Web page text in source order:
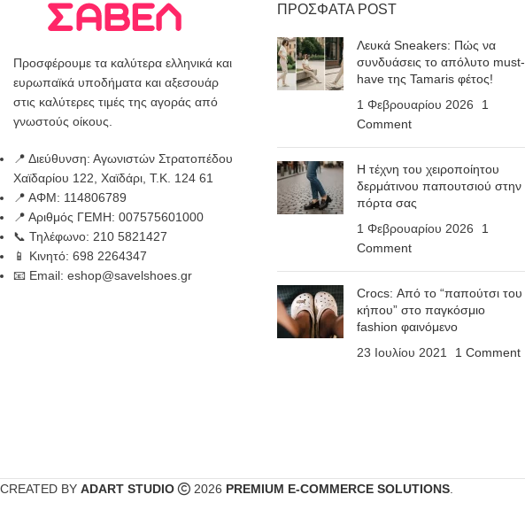
Προσφέρουμε τα καλύτερα ελληνικά και
ευρωπαϊκά υποδήματα και αξεσουάρ
στις καλύτερες τιμές της αγοράς από
γνωστούς οίκους.
📍 Διεύθυνση: Αγωνιστών Στρατοπέδου
Χαϊδαρίου 122, Χαϊδάρι, Τ.Κ. 124 61
📍 ΑΦΜ: 114806789
📍 Αριθμός ΓΕΜΗ: 007575601000
📞 Τηλέφωνο: 210 5821427
📱 Κινητό: 698 2264347
📧 Email: eshop@savelshoes.gr
ΠΡΟΣΦΑΤΑ POST
Λευκά Sneakers: Πώς να
συνδυάσεις το απόλυτο must-
have της Tamaris φέτος!
1 Φεβρουαρίου 2026
1
Comment
Η τέχνη του χειροποίητου
δερμάτινου παπουτσιού στην
πόρτα σας
1 Φεβρουαρίου 2026
1
Comment
Crocs: Από το “παπούτσι του
κήπου” στο παγκόσμιο
fashion φαινόμενο
23 Ιουλίου 2021
1 Comment
CREATED BY ADART STUDIO 2026 PREMIUM E-COMMERCE SOLUTIONS